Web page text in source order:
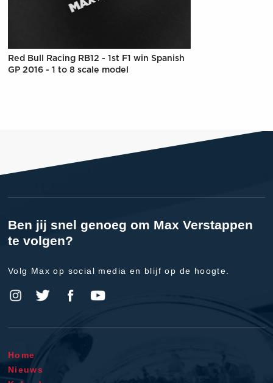
Red Bull Racing RB12 - 1st F1 win Spanish
GP 2016 - 1 to 8 scale model
Ben jij snel genoeg om Max Verstappen
te volgen?
Volg Max op social media en blijf op de hoogte.
Home
Nieuws